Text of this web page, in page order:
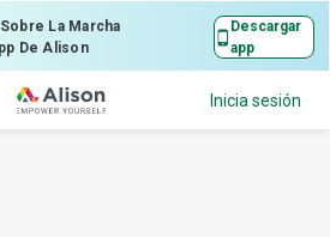
La Marcha
De Alison
Descargar
app
Inicia sesión